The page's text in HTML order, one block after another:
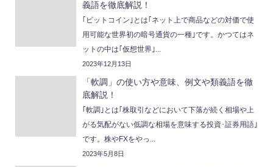
義語を徹底解説！
｢ビットコイン｣とは｢ネット上で商品などの対価で使
用可能な世界初の暗号通貨の一種｣です。かつてはネ
ットの中は｢仮想世界｣...
2023年12月13日
「軟調」の使い方や意味、例文や類義語を徹
底解説！
｢軟調｣とは｢株取引などにおいて下落が続く相場や上
がる気配がない低調な相場を意味する投資･証券用語｣
です。株やFXをやっ...
2023年5月8日